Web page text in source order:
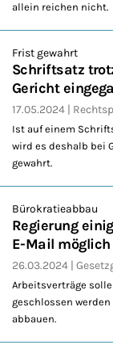
allein reichen nicht.
Frist gewahrt
Schriftsatz
Gericht
17.05.2024
Ist auf einem
wird es deshalb bei
gewahrt.
Bürokratieabbau
Regierung
E-Mail möglich
26.03.2024
Arbeitsverträge
geschlossen
abbauen.